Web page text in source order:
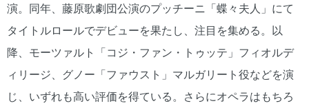
演。同年、藤原歌劇団公演のプッチーニ「蝶々夫人」にて
タイトルロールでデビューを果たし、注目を集める。以
降、モーツァルト「コジ・ファン・トゥッテ」フィオルデ
ィリージ、グノー「ファウスト」マルガリート役などを演
じ、いずれも高い評価を得ている。さらにオペラはもちろ